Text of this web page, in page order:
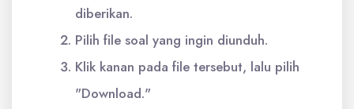
diberikan.
Pilih file soal yang ingin diunduh.
Klik kanan pada file tersebut, lalu pilih
"Download."